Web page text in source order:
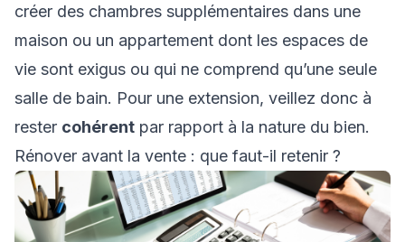
créer des chambres supplémentaires dans une
maison ou un appartement dont les espaces de
vie sont exigus ou qui ne comprend qu’une seule
salle de bain. Pour une extension, veillez donc à
rester cohérent par rapport à la nature du bien.
Rénover avant la vente : que faut-il retenir ?